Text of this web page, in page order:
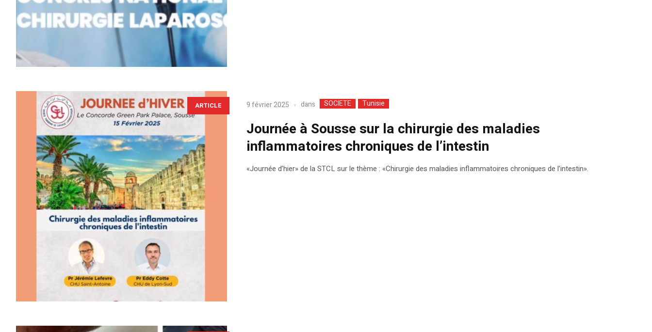
ARTICLE 9 février 2025 dans SOCIETE Tunisie
Journée à Sousse sur la chirurgie des maladies
inflammatoires chroniques de l’intestin
«Journée d’hier» de la STCL sur le thème : «Chirurgie des maladies inflammatoires chroniques de l’intestin».